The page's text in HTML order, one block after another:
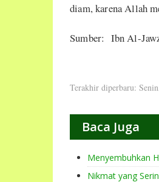
diam, karena Allah
Sumber: Ibn Al-
Terakhir diperbaru:
Baca Juga
Menyembuhkan
Nikmat yang